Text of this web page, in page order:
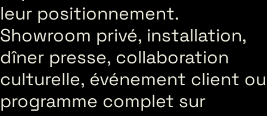
leur positionnement.
Showroom privé, installation,
dîner presse, collaboration
culturelle, événement client ou
programme complet sur